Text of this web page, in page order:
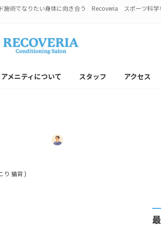
術でなりたい身体に向き合う Recoveria スポーツ科
メニティについて スタッフ アクセス
り 猫背 )